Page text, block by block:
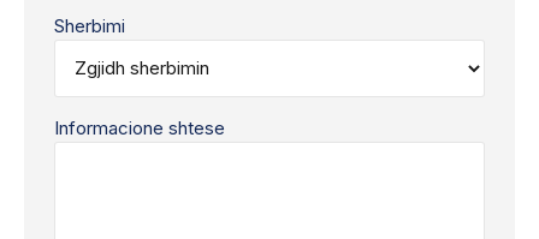
Sherbimi
Informacione shtese